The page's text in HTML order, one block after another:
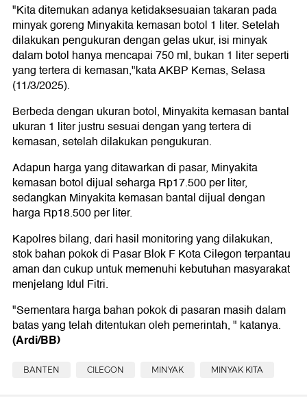
"Kita ditemukan adanya ketidaksesuaian takaran pada
minyak goreng Minyakita kemasan botol 1 liter. Setelah
dilakukan pengukuran dengan gelas ukur, isi minyak
dalam botol hanya mencapai 750 ml, bukan 1 liter seperti
yang tertera di kemasan,"kata AKBP Kemas, Selasa
(11/3/2025).
Berbeda dengan ukuran botol, Minyakita kemasan bantal
ukuran 1 liter justru sesuai dengan yang tertera di
kemasan, setelah dilakukan pengukuran.
Adapun harga yang ditawarkan di pasar, Minyakita
kemasan botol dijual seharga Rp17.500 per liter,
sedangkan Minyakita kemasan bantal dijual dengan
harga Rp18.500 per liter.
Kapolres bilang, dari hasil monitoring yang dilakukan,
stok bahan pokok di Pasar Blok F Kota Cilegon terpantau
aman dan cukup untuk memenuhi kebutuhan masyarakat
menjelang Idul Fitri.
"Sementara harga bahan pokok di pasaran masih dalam
batas yang telah ditentukan oleh pemerintah, " katanya.
(Ardi/BB)
BANTEN CILEGON MINYAK MINYAK KITA